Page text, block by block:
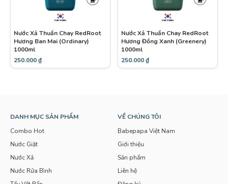
Nước Xả Thuần Chay RedRoot
Hương Ban Mai (Ordinary)
1000ml
250.000₫
Nước Xả Thuần Chay RedRoot
Hương Đồng Xanh (Greenery)
1000ml
250.000₫
DANH MỤC SẢN PHẨM
Combo Hot
Nước Giặt
Nước Xả
Nước Rửa Bình
VỀ CHÚNG TÔI
Babepapa Việt Nam
Giới thiệu
Sản phẩm
Liên hệ